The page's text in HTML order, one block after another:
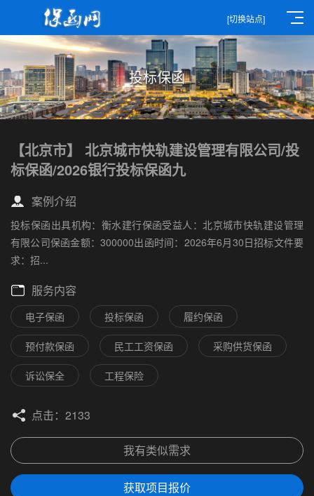
[切换站点]
投标保函
【北京市】 北京城市快轨建设管理有限公司/投
标保函/2026银行投标保函九
案例介绍
投标保函出具机构：衡水建行保函受益人：北京城市快轨建设管理
有限公司保函金额：300000出函时间：2026年6月30日招标文件要
求：招...
服务内容
电子保函 投标保函 履约保函
预付款保函 民工工资保函 采购供货保函
诉讼保全 工程保险
点击：2133
我有类似需求
获取项目报价